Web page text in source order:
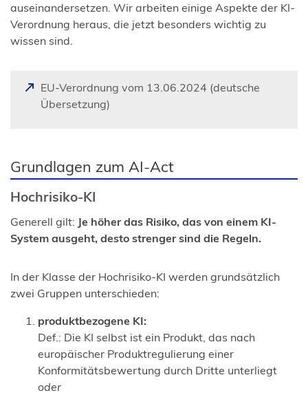
auseinandersetzen. Wir arbeiten einige Aspekte der KI-
Verordnung heraus, die jetzt besonders wichtig zu
wissen sind.
EU-Verordnung vom 13.06.2024 (deutsche
Übersetzung)
n
t
i
n
m
Grundlagen zum AI-Act
Hochrisiko-KI
Generell gilt: Je höher das Risiko, das von einem KI-
System ausgeht, desto strenger sind die Regeln.
In der Klasse der Hochrisiko-KI werden grundsätzlich
zwei Gruppen unterschieden:
produktbezogene KI:
Def.: Die KI selbst ist ein Produkt, das nach
europäischer Produktregulierung einer
Konformitätsbewertung durch Dritte unterliegt
oder